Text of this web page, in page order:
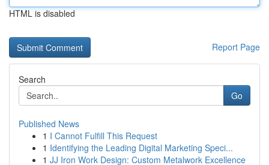
HTML is disabled
Report Page
Search
Go
Published News
1 I Cannot Fulfill This Request
1 Identifying the Leading Digital Marketing Speci...
1 JJ Iron Work Design: Custom Metalwork Excellence